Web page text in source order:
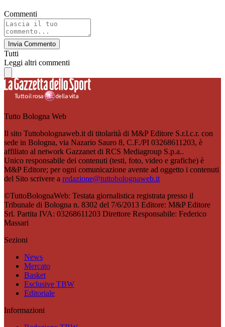
Commenti
Invia Commento
Tutti
Leggi altri commenti
Tutto Bologna Web
Il sito Tuttobolognaweb.it di titolarità di M&P Editore S.r.l.c.r. con
sede in Bologna, via Nazario Sauro 8, C.F./PI 03268611203, è
affiliato al network Gazzanet di RCS Mediagroup S.p.a..
Unico responsabile dei contenuti (testi, foto, video e grafiche) è
M&P Editore; per ogni comunicazione avente ad oggetto i contenuti
del Sito scrivere a redazione@tuttobolognaweb.it
©TuttoBolognaWeb: Testata giornalistica registrata presso il
Tribunale di Bologna n. 8302 del 7/6/2013 Editore: M&P Editore
Srl. Partita IVA: 03268611203 Direttore Responsabile: Federico
Massari
Sezioni
News
Mercato
Basket
Esclusive TBW
Editoriale
Informazioni